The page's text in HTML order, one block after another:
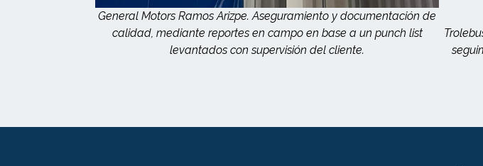
General Motors Ramos Arizpe. Aseguramiento y documentación de
calidad, mediante reportes en campo en base a un punch list
levantados con supervisión del cliente.